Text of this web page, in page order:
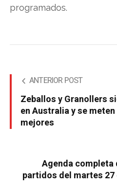
programados.
ANTERIOR POST
Zeballos y Granollers
en Australia y se
mejores
Agenda
partidos del martes